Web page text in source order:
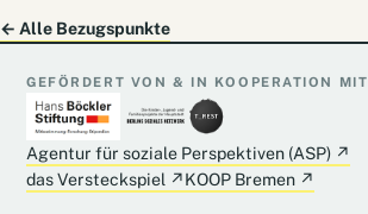
← Alle Bezugspunkte
GEFÖRDERT VON & IN KOOPERATION MIT
Agentur für soziale Perspektiven (ASP) ↗
das Versteckspiel ↗KOOP Bremen ↗